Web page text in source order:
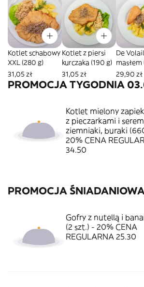
Kotlet schabowy
XXL (280 g)
31,05 zł
Kotlet z piersi
kurczaka (190 g)
31,05 zł
De
masłem
29,90 zł
PROMOCJA TYGODNIA
Kotlet mielony
z pieczarkami i
ziemniaki, buraki
20% CENA
34.50
PROMOCJA
Gofry z nutellą i
(2 szt.) - 20% CENA
REGULARNA 25.30